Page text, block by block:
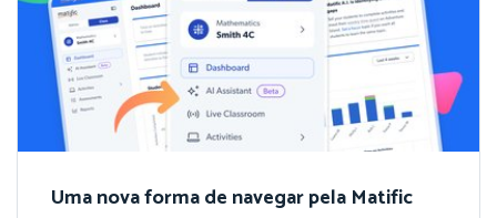
Uma nova forma de navegar pela Matific